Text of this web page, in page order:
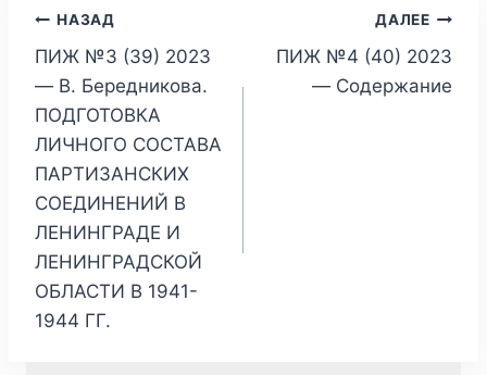
Навигация
по
записям
НАЗАД
ПИЖ №3 (39) 2023
— В. Бередникова.
ПОДГОТОВКА
ЛИЧНОГО СОСТАВА
ПАРТИЗАНСКИХ
СОЕДИНЕНИЙ В
ЛЕНИНГРАДЕ И
ЛЕНИНГРАДСКОЙ
ОБЛАСТИ В 1941-
1944 ГГ.
ДАЛЕЕ
ПИЖ №4 (40) 2023
— Содержание